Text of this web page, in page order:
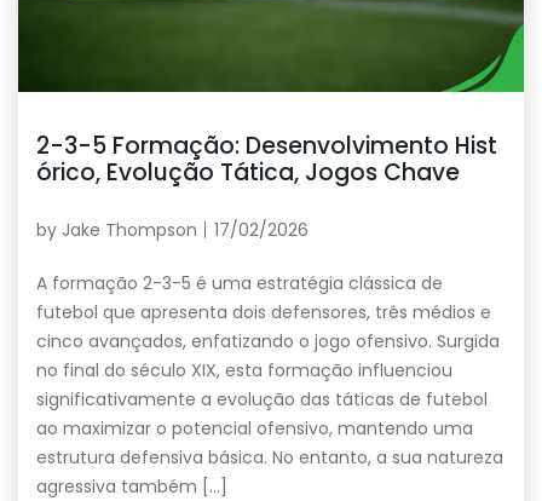
2-3-5 Formação: Desenvolvimento Hist
órico, Evolução Tática, Jogos Chave
by Jake Thompson 17/02/2026
A formação 2-3-5 é uma estratégia clássica de
futebol que apresenta dois defensores, três médios e
cinco avançados, enfatizando o jogo ofensivo. Surgida
no final do século XIX, esta formação influenciou
significativamente a evolução das táticas de futebol
ao maximizar o potencial ofensivo, mantendo uma
estrutura defensiva básica. No entanto, a sua natureza
agressiva também […]